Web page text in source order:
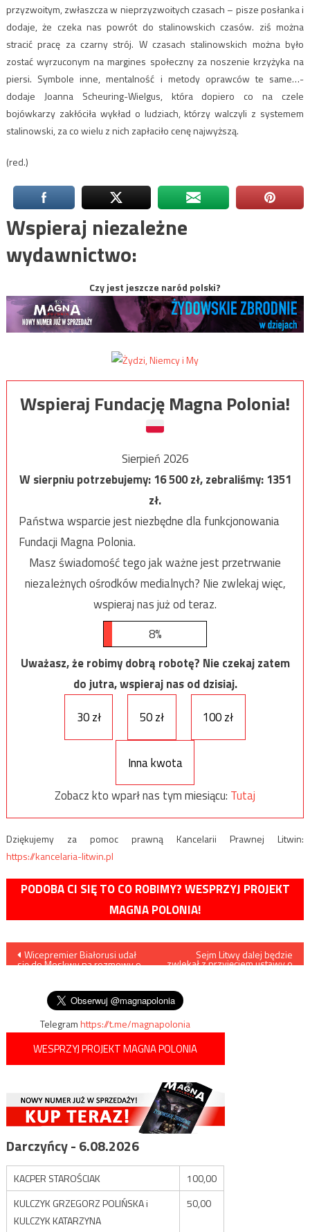
przyzwoitym, zwłaszcza w nieprzyzwoitych czasach – pisze posłanka i
dodaje, że czeka nas powrót do stalinowskich czasów. ziś można
stracić pracę za czarny strój. W czasach stalinowskich można było
zostać wyrzuconym na margines społeczny za noszenie krzyżyka na
piersi. Symbole inne, mentalność i metody oprawców te same…-
dodaje Joanna Scheuring-Wielgus, która dopiero co na czele
bojówkarzy zakłóciła wykład o ludziach, którzy walczyli z systemem
stalinowski, za co wielu z nich zapłaciło cenę najwyższą.
(red.)
Wspieraj niezależne
wydawnictwo:
Czy jest jeszcze naród polski?
Wspieraj Fundację Magna Polonia!
Sierpień 2026
W sierpniu potrzebujemy:16 500zł, zebraliśmy:1351
zł.
Państwa wsparcie jest niezbędne dla funkcjonowania
Fundacji Magna Polonia.
Masz świadomość tego jak ważne jest przetrwanie
niezależnych ośrodków medialnych? Nie zwlekaj więc,
wspieraj nas już od teraz.
8%
Uważasz, że robimy dobrą robotę? Nie czekaj zatem
do jutra, wspieraj nas od dzisiaj.
30 zł
50 zł 100 zł
Inna kwota
Zobacz kto wparł nas tym miesiącu: Tutaj
Dziękujemy za pomoc prawną Kancelarii Prawnej Litwin:
https://kancelaria-litwin.pl
PODOBA CI SIĘ TO CO ROBIMY? WESPRZYJ PROJEKT
MAGNA POLONIA!
Nawigacja
Wicepremier Białorusi udał
się do Moskwy na rozmowy o
Sejm Litwy dalej będzie
zwlekał z przyjęciem ustawy o
Telegramhttps://t.me/magnapolonia
WESPRZYJ PROJEKT MAGNA POLONIA
Darczyńcy - 6.08.2026
KACPER STAROŚCIAK
100,00
KULCZYK GRZEGORZ POLIŃSKA i
KULCZYK KATARZYNA
50,00